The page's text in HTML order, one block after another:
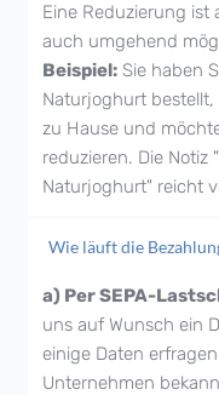
Eine Reduzierung ist
auch umgehend
Beispiel: Sie haben
Naturjoghurt
zu Hause und
reduzieren. Die
Naturjoghurt" reicht
Wie läuft die
a) Per SEPA-
uns auf Wunsch ein
einige Daten
Unternehmen